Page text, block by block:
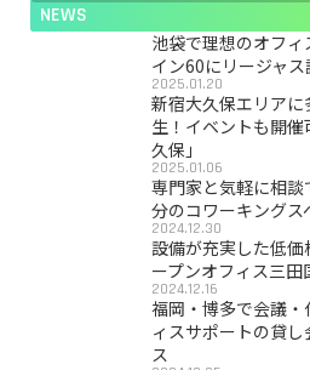
NEWS
池袋で理想のオフ
イン60にリージャス
2025.01.20
新宿大久保エリア
生！イベントも開
久保」
2025.01.06
専門家と気軽に相
分のコワーキングス
2024.12.30
設備が充実した低
ープンオフィス三田
2024.12.16
福岡・博多で会議・
ィスサポートの貸
ス